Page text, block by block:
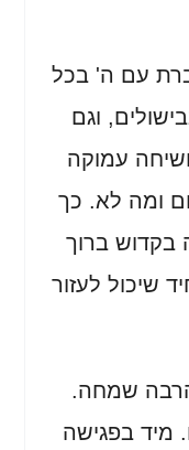
עם ה' בכל
וגם
עמוקה
ומה לא. כך
בקדוש ברוך
שיכול לעזור
הרבה שמחה.
מיד בפגישה